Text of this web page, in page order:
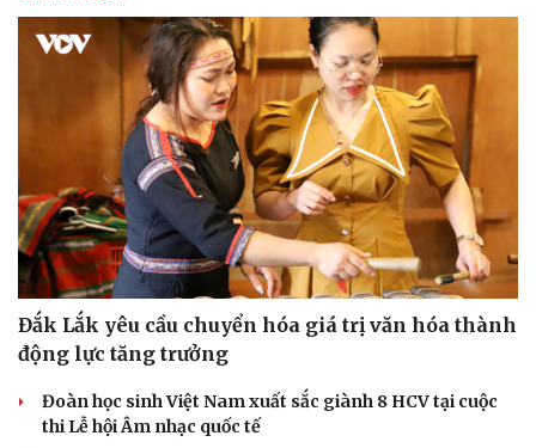
Đắk Lắk yêu cầu chuyển hóa giá trị văn hóa thành
động lực tăng trưởng
Đoàn học sinh Việt Nam xuất sắc giành 8 HCV tại cuộc
thi Lễ hội Âm nhạc quốc tế